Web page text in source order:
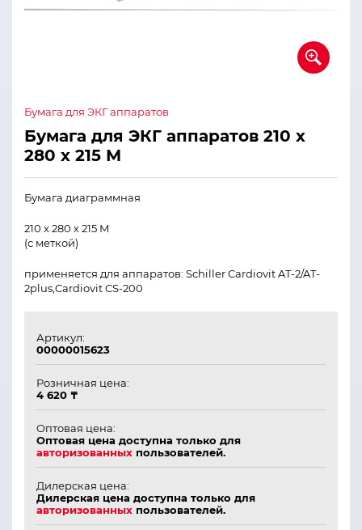
Бумага для ЭКГ аппаратов
Бумага для ЭКГ аппаратов 210 х
280 х 215 М
Бумага диаграммная
210 х 280 х 215 М
(с меткой)
применяется для аппаратов: Schiller Cardiovit AT-2/AT-
2plus,Cardiovit CS-200
Артикул:
00000015623
Розничная цена:
4 620 ₸
Оптовая цена:
Оптовая цена доступна только для
авторизованных пользователей.
Дилерская цена:
Дилерская цена доступна только для
авторизованных пользователей.